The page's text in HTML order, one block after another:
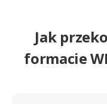
Jak
formacie